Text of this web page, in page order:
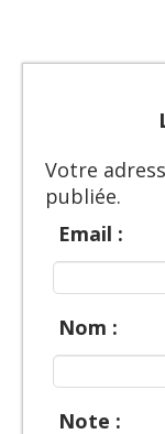
Votre
publiée.
Email :
Nom :
Note :